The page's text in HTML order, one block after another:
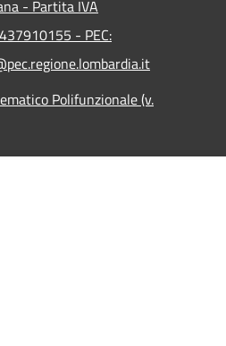
- Partita IVA
- PEC:
Polifunzionale (v.